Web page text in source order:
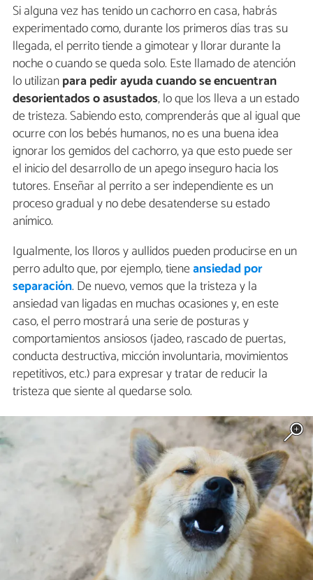
Si alguna vez has tenido un cachorro en casa, habrás
experimentado como, durante los primeros días tras su
llegada, el perrito tiende a gimotear y llorar durante la
noche o cuando se queda solo. Este llamado de atención
lo utilizanpara pedir ayuda cuando se encuentran
desorientados o asustados, lo que los lleva a un estado
de tristeza. Sabiendo esto, comprenderás que al igual que
ocurre con los bebés humanos, no es una buena idea
ignorar los gemidos del cachorro, ya que esto puede ser
el inicio del desarrollo de un apego inseguro hacia los
tutores. Enseñar al perrito a ser independiente es un
proceso gradual y no debe desatenderse su estado
anímico.
Igualmente, los lloros y aullidos pueden producirse en un
perro adulto que, por ejemplo, tieneansiedad por
separación. De nuevo, vemos que la tristeza y la
ansiedad van ligadas en muchas ocasiones y, en este
caso, el perro mostrará una serie de posturas y
comportamientos ansiosos (jadeo, rascado de puertas,
conducta destructiva, micción involuntaria, movimientos
repetitivos, etc.) para expresar y tratar de reducir la
tristeza que siente al quedarse solo.